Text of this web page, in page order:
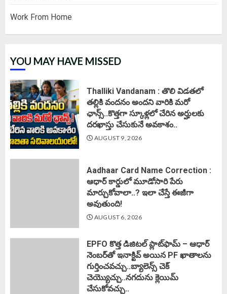
Work From Home
YOU MAY HAVE MISSED
Thalliki Vandanam : తొలి విడతలో
తల్లికి వందనం అందని వారికి మరో
ఛాన్స్..కొత్తగా స్కూళ్లలో చేరిన అర్హులకు
దరఖాస్తు చేసుకునే అవకాశం..
AUGUST 9, 2026
Aadhaar Card Name Correction :
ఆధార్ కార్డులో మూడోసారి పేరు
మార్చుకోవాలా..? ఇలా చేస్తే ఈజీగా
అవుతుంది!
AUGUST 6, 2026
EPFO కొత్త డిజిటల్ ప్లాట్‌ఫామ్‌ – ఆధార్
నెంబర్‌తో ఇనాక్టివ్ అయిన PF ఖాతాలను
గుర్తించవచ్చు..బ్యాలెన్స్ చెక్
చెయ్యొచ్చు..నగదును క్లెయిమ్
చేసుకోవచ్చు..